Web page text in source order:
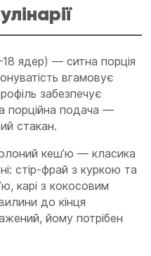
ядер) — ситна порція
вгамовує
забезпечує
порційна подача —
стакан.
кеш’ю — класика
стір-фрай з куркою та
карі з кокосовим
до кінця
йому потрібен